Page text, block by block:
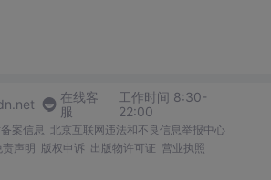
在线客
服
工作时间 8:30-
22:00
案信息 北京互联网违法和不良信息举报中心
声明 版权申诉 出版物许可证 营业执照